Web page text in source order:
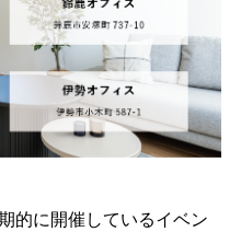
的に開催しているイベン